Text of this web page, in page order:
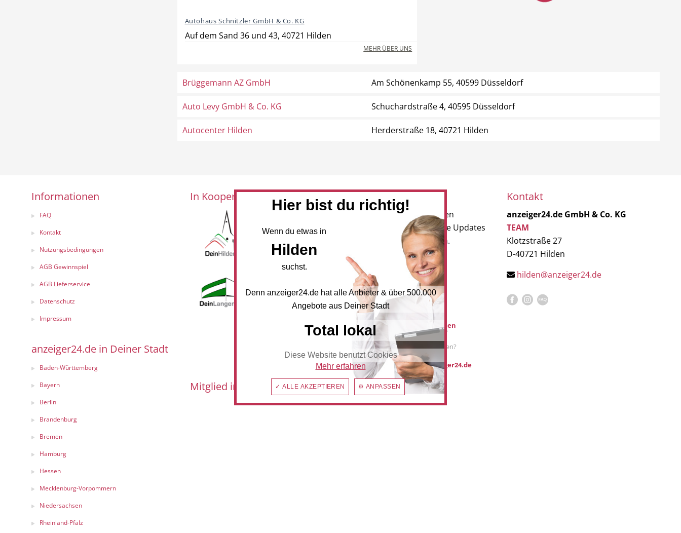
Autohaus Schnitzler GmbH & Co. KG
Auf dem Sand 36 und 43, 40721 Hilden
MEHR ÜBER UNS
Brüggemann AZ GmbH Am Schönenkamp 55, 40599 Düsseldorf
Auto Levy GmbH & Co. KG Schuchardstraße 4, 40595 Düsseldorf
Autocenter Hilden Herderstraße 18, 40721 Hilden
Informationen
FAQ
Kontakt
Nutzungsbedingungen
AGB Gewinnspiel
AGB Lieferservice
Datenschutz
Impressum
anzeiger24.de in Deiner Stadt
Baden-Württemberg
Bayern
Berlin
Brandenburg
Bremen
Hamburg
Hessen
Mecklenburg-Vorpommern
Niedersachsen
Rheinland-Pfalz
In Kooperation mit:
Mitglied im:
Newsletter
Melden Sie sich für unseren
Newsletter an, um neueste Updates
und Angebote zu erhalten.
NEWSLETTER BESTELLEN
Mediadaten
Werbung buchen
Sie möchten auf
anzeiger24.de
Werbung schalten?
hilden@anzeiger24.de
Kontakt
anzeiger24.de GmbH & Co. KG
TEAM
Klotzstraße 27
D-40721 Hilden
hilden@anzeiger24.de
Hier bist du richtig!
Wenn du etwas in
Hilden
suchst.
Denn anzeiger24.de hat alle Anbieter & über 500.000
Angebote aus Deiner Stadt
Total lokal
Diese Website benutzt Cookies
Mehr erfahren
✓ ALLE AKZEPTIEREN ⚙ ANPASSEN